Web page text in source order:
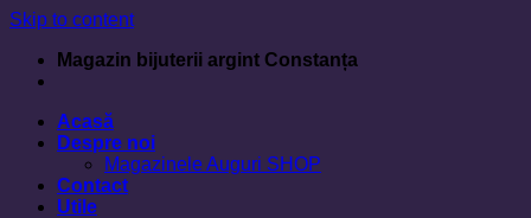
Skip to content
Magazin bijuterii argint Constanța
Acasă
Despre noi
Magazinele Auguri SHOP
Contact
Utile